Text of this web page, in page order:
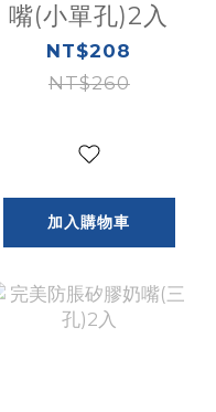
嘴(小單孔)2入
NT$208
NT$260
加入購物車